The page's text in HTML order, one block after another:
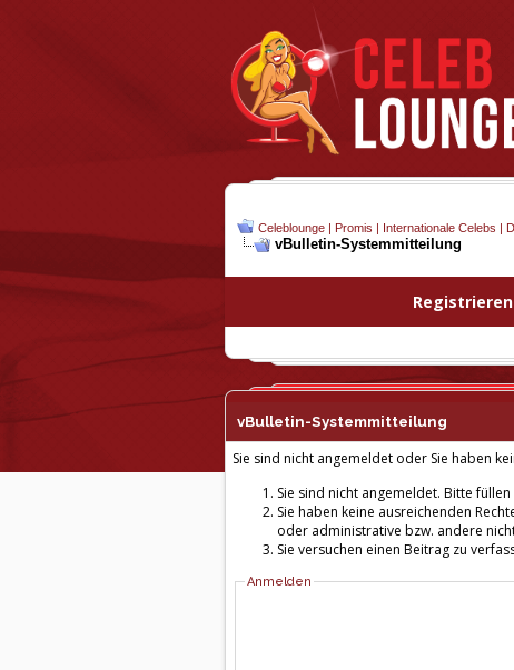
Celeblounge | Promis | Internationale Celebs |
vBulletin-Systemmitteilung
Registrieren
vBulletin-Systemmitteilung
Sie sind nicht angemeldet oder Sie haben
Sie sind nicht angemeldet. Bitte
Sie haben keine ausreichenden
oder administrative bzw. andere
Sie versuchen einen Beitrag zu
Anmelden